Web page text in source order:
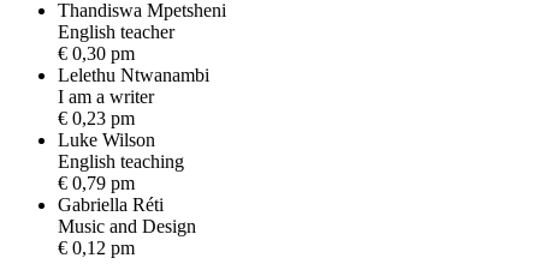
Thandiswa Mpetsheni
English teacher
€ 0,30 pm
Lelethu Ntwanambi
I am a writer
€ 0,23 pm
Luke Wilson
English teaching
€ 0,79 pm
Gabriella Réti
Music and Design
€ 0,12 pm